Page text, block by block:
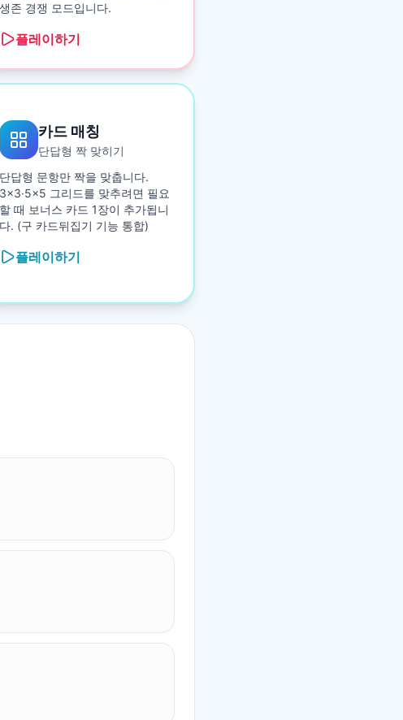
생존 경쟁 모드입니다.
플레이하기
카드 매칭
단답형 짝 맞히기
단답형 문항만 짝을 맞춥니다.
3×3·5×5 그리드를 맞추려면 필요
할 때 보너스 카드 1장이 추가됩니
다. (구 카드뒤집기 기능 통합)
플레이하기